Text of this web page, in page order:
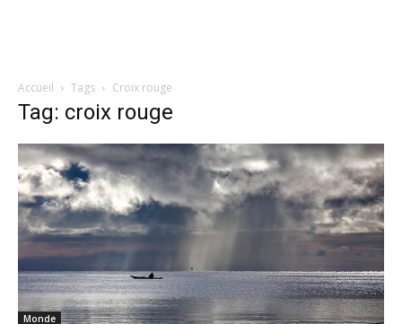
Accueil Tags Croix rouge
Tag: croix rouge
Monde